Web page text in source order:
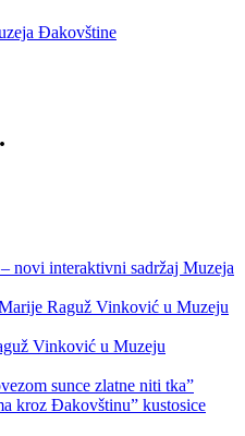
Đakovštine
novi interaktivni sadržaj Muzeja
Raguž Vinković u Muzeju
Vinković u Muzeju
sunce zlatne niti tka”
kroz Đakovštinu” kustosice